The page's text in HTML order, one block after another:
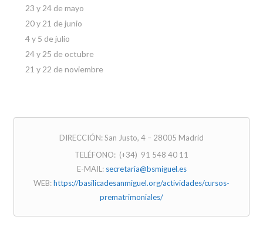
23 y 24 de mayo
20 y 21 de junio
4 y 5 de julio
24 y 25 de octubre
21 y 22 de noviembre
DIRECCIÓN: San Justo, 4 – 28005 Madrid
TELÉFONO: (+34) 91 548 40 11
E-MAIL: secretaria@bsmiguel.es
WEB:https://basilicadesanmiguel.org/actividades/cursos-
prematrimoniales/